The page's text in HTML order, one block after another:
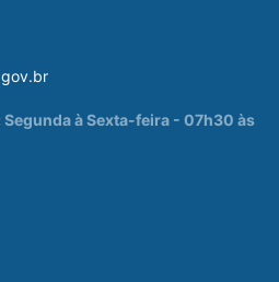
à Sexta-feira - 07h30 às